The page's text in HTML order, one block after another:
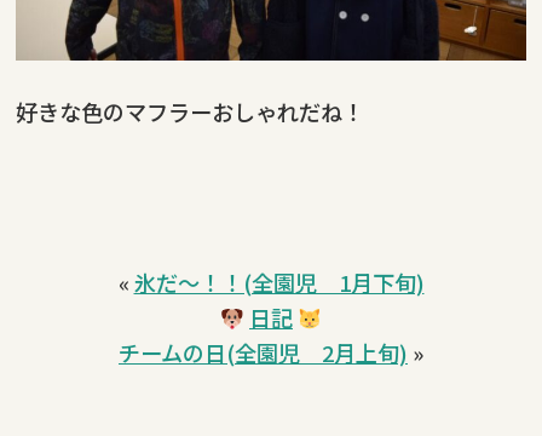
好きな色のマフラーおしゃれだね！
«氷だ～！！(全園児 1月下旬)
日記
チームの日(全園児 2月上旬) »